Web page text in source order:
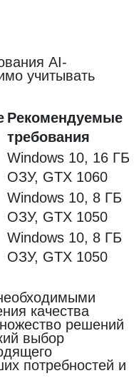
AI-
учитывать
Рекомендуемые
требования
Windows 10, 16 ГБ
ОЗУ, GTX 1060
Windows 10, 8 ГБ
ОЗУ, GTX 1050
Windows 10, 8 ГБ
ОЗУ, GTX 1050
качества
решений
выбор
потребностей и